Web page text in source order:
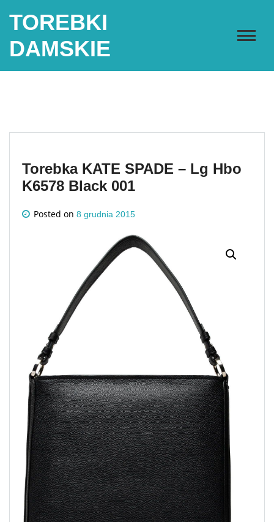
TOREBKI
DAMSKIE
Torebka KATE SPADE – Lg Hbo
K6578 Black 001
Posted on 8 grudnia 2015